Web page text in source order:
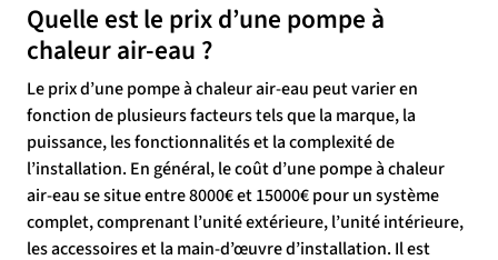
Quelle est le prix d’une pompe à
chaleur air-eau ?
Le prix d’une pompe à chaleur air-eau peut varier en
fonction de plusieurs facteurs tels que la marque, la
puissance, les fonctionnalités et la complexité de
l’installation. En général, le coût d’une pompe à chaleur
air-eau se situe entre 8000€ et 15000€ pour un système
complet, comprenant l’unité extérieure, l’unité intérieure,
les accessoires et la main-d’œuvre d’installation. Il est